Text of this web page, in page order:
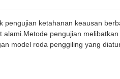
pengujian ketahanan keausan
alami.Metode pengujian
model roda penggiling yang